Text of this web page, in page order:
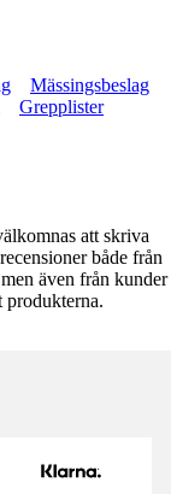
Mässingsbeslag
Grepplister
att skriva
både från
även från kunder
produkterna.